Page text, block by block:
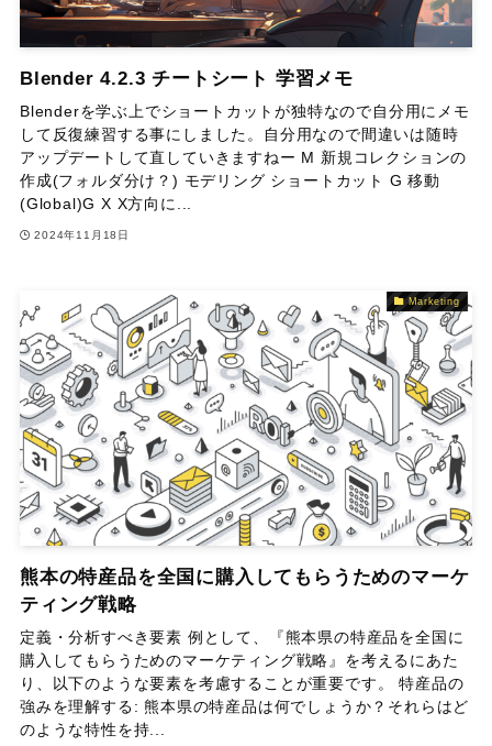
Blender 4.2.3 チートシート 学習メモ
Blenderを学ぶ上でショートカットが独特なので自分用にメモ
して反復練習する事にしました。自分用なので間違いは随時
アップデートして直していきますねー M 新規コレクションの
作成(フォルダ分け？) モデリング ショートカット G 移動
(Global)G X X方向に...
2024年11月18日
Marketing
熊本の特産品を全国に購入してもらうためのマーケ
ティング戦略
定義・分析すべき要素 例として、『熊本県の特産品を全国に
購入してもらうためのマーケティング戦略』を考えるにあた
り、以下のような要素を考慮することが重要です。 特産品の
強みを理解する: 熊本県の特産品は何でしょうか？それらはど
のような特性を持...